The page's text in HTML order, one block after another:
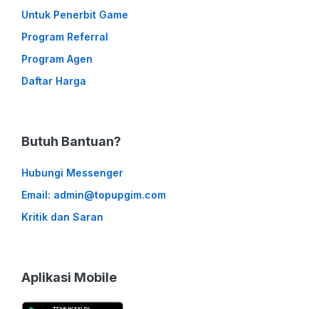
Untuk Penerbit Game
Program Referral
Program Agen
Daftar Harga
Butuh Bantuan?
Hubungi Messenger
Email: admin@topupgim.com
Kritik dan Saran
Aplikasi Mobile